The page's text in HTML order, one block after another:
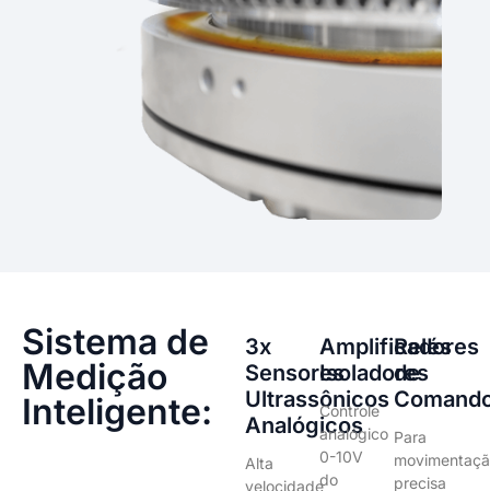
Sistema de
Medição
Inteligente:
3x
Sensores
Ultrassônicos
Analógicos
Alta
velocidade
Amplificadores
Isoladores
Controle
analógico
0-10V
do
Relés
de
Para
precisa